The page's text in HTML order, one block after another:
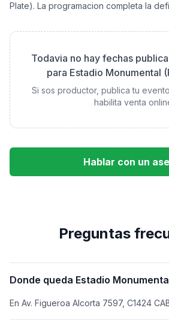
Plate). La programacion completa la
Todavia no hay fechas
para Estadio Monumental
Si sos productor, publica tu
habilita venta
Hablar con un
Preguntas
Donde queda Estadio
En Av. Figueroa Alcorta 7597, C1424